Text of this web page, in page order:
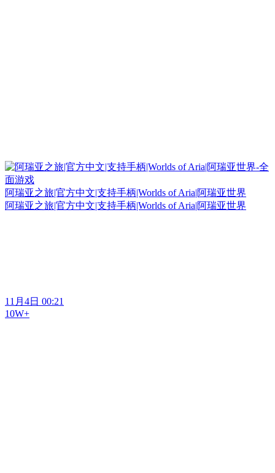
阿瑞亚之旅|官方中文|支持手柄|Worlds of Aria|阿瑞亚世界
阿瑞亚之旅|官方中文|支持手柄|Worlds of Aria|阿瑞亚世界
11月4日 00:21
10W+